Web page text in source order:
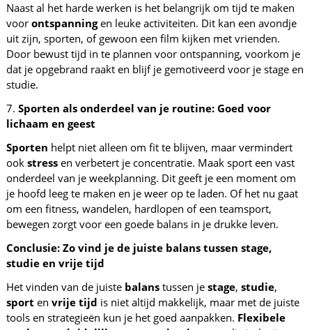
Naast al het harde werken is het belangrijk om tijd te maken
voor ontspanningen leuke activiteiten. Dit kan een avondje
uit zijn, sporten, of gewoon een film kijken met vrienden.
Door bewust tijd in te plannen voor ontspanning, voorkom je
dat je opgebrand raakt en blijf je gemotiveerd voor je stage en
studie.
7. Sporten als onderdeel van je routine: Goed voor
lichaam en geest
Sporten helpt niet alleen om fit te blijven, maar vermindert
ook stress en verbetert je concentratie. Maak sport een vast
onderdeel van je weekplanning. Dit geeft je een moment om
je hoofd leeg te maken en je weer op te laden. Of het nu gaat
om een fitness, wandelen, hardlopen of een teamsport,
bewegen zorgt voor een goede balans in je drukke leven.
Conclusie: Zo vind je de juiste balans tussen stage,
studie en vrije tijd
Het vinden van de juiste balans tussen je stage, studie,
sport en vrije tijd is niet altijd makkelijk, maar met de juiste
tools en strategieën kun je het goed aanpakken. Flexibele